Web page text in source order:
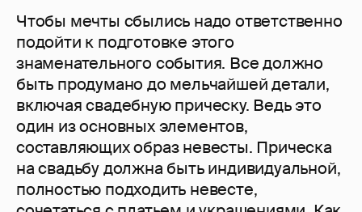
Чтобы мечты сбылись надо ответственно
подойти к подготовке этого
знаменательного события. Все должно
быть продумано до мельчайшей детали,
включая свадебную прическу. Ведь это
один из основных элементов,
составляющих образ невесты. Прическа
на свадьбу должна быть индивидуальной,
полностью подходить невесте,